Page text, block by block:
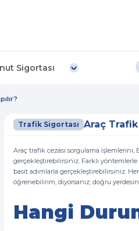
Sigortası
Trafik Sigortası Araç Trafik
Araç trafik cezası sorgulama işlemlerini,
gerçekleştirebilirsiniz. Farklı
basit adımlarla gerçekleştirebilirsiniz.
öğrenebilirim, diyorsanız; doğru
Hangi